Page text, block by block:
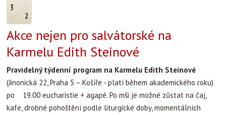
3
2
Akce nejen pro salvátorské na
Karmelu Edith Steinové
Pravidelný týdenní program na Karmelu Edith Steinové
(Jinonická 22, Praha 5 – Košíře - platí během akademického roku)
po 19.00 eucharistie + agapé. Po mši je možné zůstat na čaj,
kafe, drobné pohoštění podle liturgické doby, momentálních